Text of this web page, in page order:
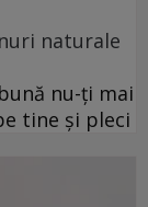
naturale
nu-ți mai
tine și pleci